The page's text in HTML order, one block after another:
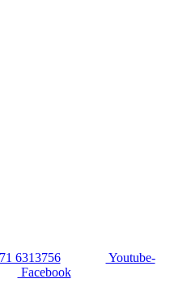
6313756
Youtube-
Facebook